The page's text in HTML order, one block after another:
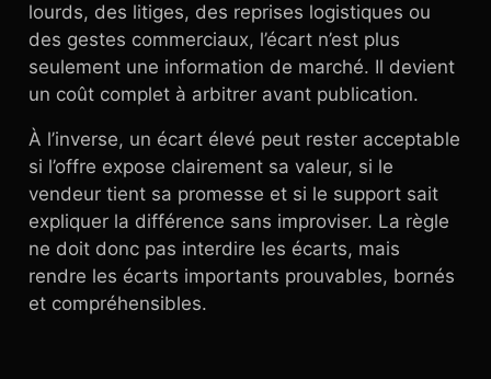
lourds, des litiges, des reprises logistiques ou
des gestes commerciaux, l’écart n’est plus
seulement une information de marché. Il devient
un coût complet à arbitrer avant publication.
À l’inverse, un écart élevé peut rester acceptable
si l’offre expose clairement sa valeur, si le
vendeur tient sa promesse et si le support sait
expliquer la différence sans improviser. La règle
ne doit donc pas interdire les écarts, mais
rendre les écarts importants prouvables, bornés
et compréhensibles.